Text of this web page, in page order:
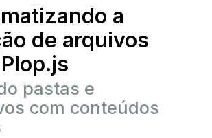
a
de arquivos
pastas e
com conteúdos